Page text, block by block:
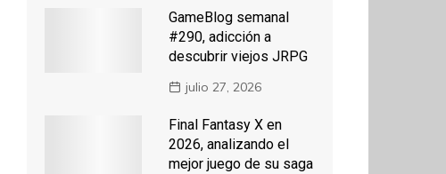
GameBlog semanal
#290, adicción a
descubrir viejos JRPG
julio 27, 2026
Final Fantasy X en
2026, analizando el
mejor juego de su saga